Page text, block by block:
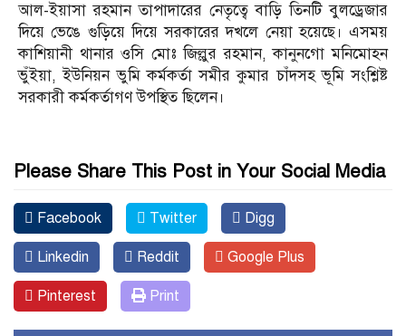
আল-ইয়াসা রহমান তাপাদারের নেতৃত্বে বাড়ি তিনটি বুলড্রেজার
দিয়ে ভেঙে গুড়িয়ে দিয়ে সরকারের দখলে নেয়া হয়েছে। এসময়
কাশিয়ানী থানার ওসি মোঃ জিল্লুর রহমান, কানুনগো মনিমোহন
ভুঁইয়া, ইউনিয়ন ভুমি কর্মকর্তা সমীর কুমার চাঁদসহ ভূমি সংশ্লিষ্ট
সরকারী কর্মকর্তাগণ উপস্থিত ছিলেন।
Please Share This Post in Your Social Media
Facebook Twitter Digg
Linkedin Reddit Google Plus
Pinterest Print